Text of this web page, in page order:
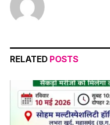
RELATED POSTS